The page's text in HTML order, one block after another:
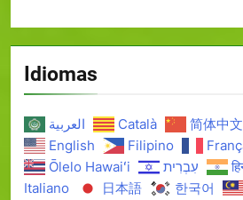
Idiomas
العربية Català 简体中文
English
Filipino
Ōlelo Hawaiʻi
עִבְרִית
Italiano
日本語 한국어